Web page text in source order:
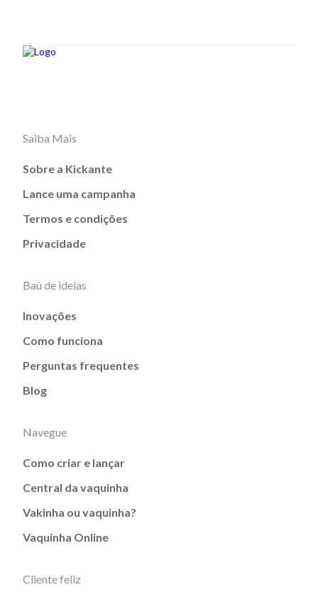
Saiba Mais
Sobre a Kickante
Lance uma campanha
Termos e condições
Privacidade
Baú de ideias
Inovações
Como funciona
Perguntas frequentes
Blog
Navegue
Como criar e lançar
Central da vaquinha
Vakinha ou vaquinha?
Vaquinha Online
Cliente feliz